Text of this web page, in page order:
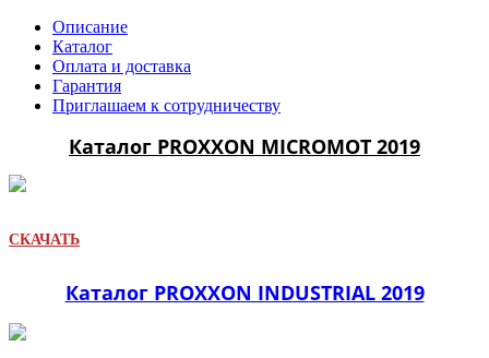
Описание
Каталог
Оплата и доставка
Гарантия
Приглашаем к сотрудничеству
Каталог PROXXON MICROMOT 2019
СКАЧАТЬ
Каталог PROXXON INDUSTRIAL 2019